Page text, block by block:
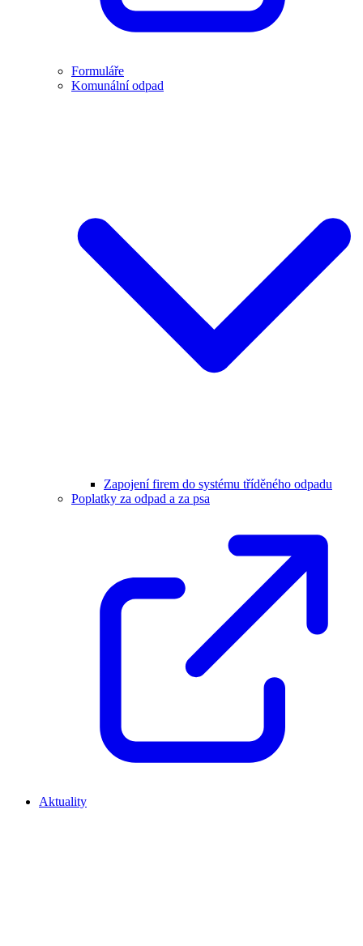
Formuláře
Komunální odpad
Zapojení firem do systému tříděného odpadu
Poplatky za odpad a za psa
Aktuality